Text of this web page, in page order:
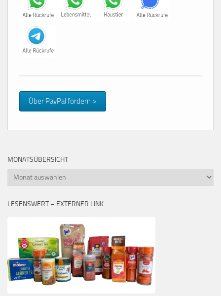
Über PayPal fördern >
MONATSÜBERSICHT
Monatsübersicht
LESENSWERT – EXTERNER LINK